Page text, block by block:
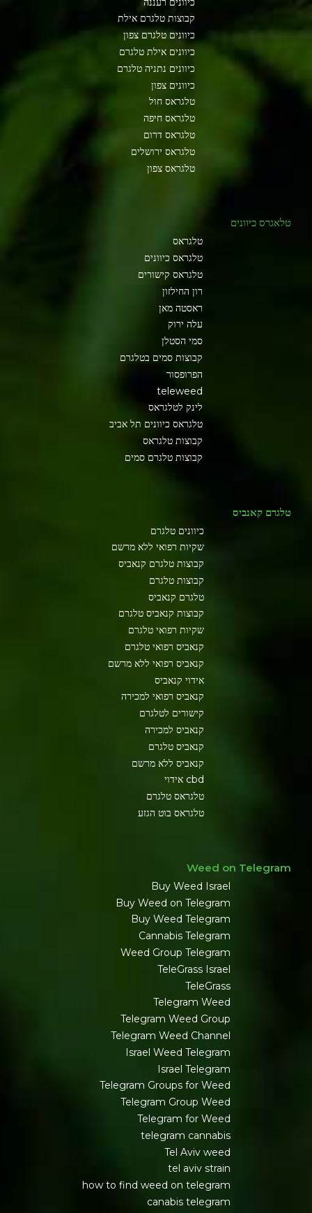
קבוצות טלגרם אילת
כיוונים טלגרם צפון
כיוונים אילת טלגרם
כיוונים נתניה טלגרם
כיוונים צפון
טלגראס חול
טלגראס חיפה
טלגראס דרום
טלגראס ירושלים
טלגראס צפון
טלאגרס כיוונים
טלגראס
טלגראס כיוונים
טלגראס קישורים
רון החילזון
ראסטה מאן
עלה ירוק
סמי הסטלן
קבוצות סמים בטלגרם
הפרופסור
teleweed
לינק לטלגראס
טלגראס כיוונים תל אביב
קבוצות טלגראס
קבוצות טלגרם סמים
טלגרם קאנביס
כיוונים טלגרם
שקיות רפואי ללא מרשם
קבוצות טלגרם קנאביס
קבוצות טלגרם
טלגרם קנאביס
קבוצות קנאביס טלגרם
שקיות רפואי טלגרם
קנאביס רפואי טלגרם
קנאביס רפואי ללא מרשם
אידוי קנאביס
קנאביס רפואי למכירה
קישורים לטלגרם
קנאביס למכירה
קנאביס טלגרם
קנאביס ללא מרשם
cbd אידוי
טלגראס טלגרם
טלגראס בוט הגזע
Weed on Telegram
Buy Weed Israel
Buy Weed on Telegram
Buy Weed Telegram
Cannabis Telegram
Weed Group Telegram
TeleGrass Israel
TeleGrass
Telegram Weed
Telegram Weed Group
Telegram Weed Channel
Israel Weed Telegram
Israel Telegram
Telegram Groups for Weed
Telegram Group Weed
Telegram for Weed
telegram cannabis
Tel Aviv weed
tel aviv strain
how to find weed on telegram
canabis telegram